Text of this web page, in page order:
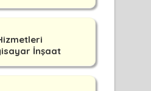
İnşaat